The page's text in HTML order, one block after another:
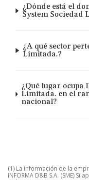
¿Dónde está el
System Sociedad
¿A qué sector
Limitada.?
¿Qué lugar ocupa
Limitada. en el
nacional?
(1) La información de la
INFORMA D&B S.A. (SME)